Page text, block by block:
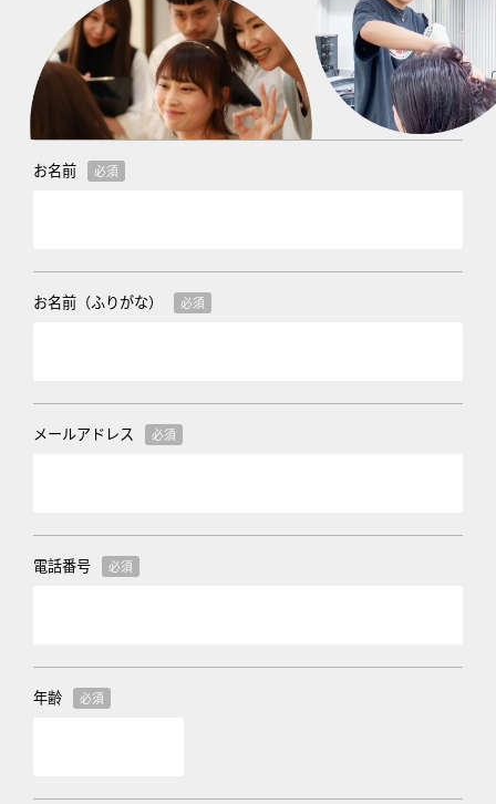
お名前 必須
お名前（ふりがな） 必須
メールアドレス 必須
電話番号 必須
年齢 必須